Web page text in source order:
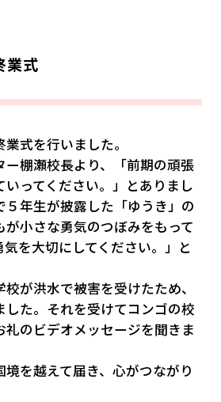
式
式を行いました。
ー棚瀬校長より、「前期の頑張
いってください。」とありまし
５年生が披露した「ゆうき」の
小さな勇気のつぼみをもって
を大切にしてください。」と
が洪水で被害を受けたため、
た。それを受けてコンゴの校
礼のビデオメッセージを聞きま
を越えて届き、心がつながり